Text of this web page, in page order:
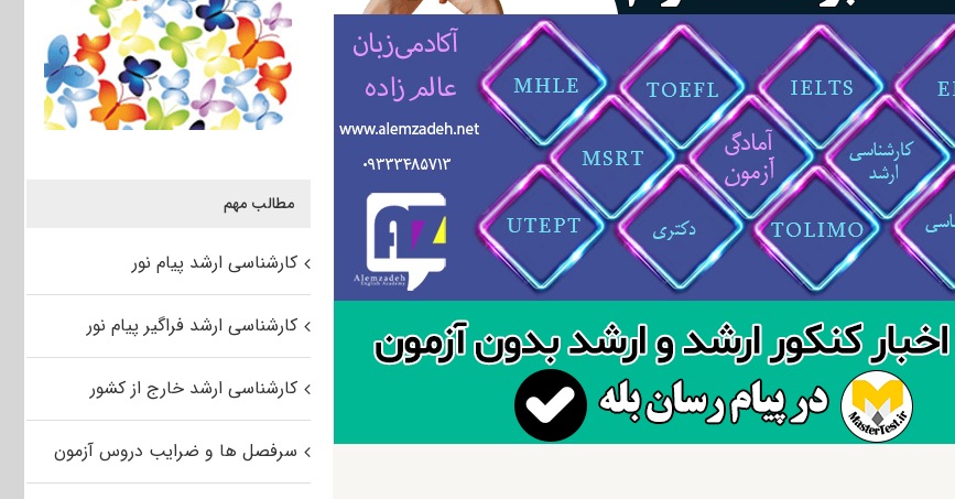
مطالب مهم
کارشناسی ارشد پیام نور
کارشناسی ارشد فراگیر پیام نور
کارشناسی ارشد خارج از کشور
سرفصل ها و ضرایب دروس آزمون